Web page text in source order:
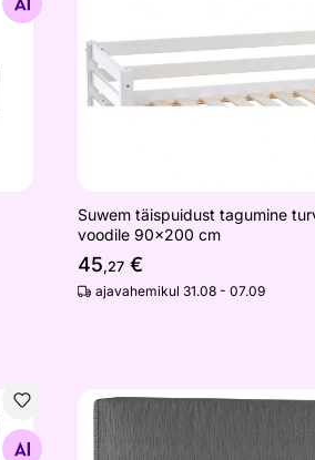
Suwem täispuidust tagumine
voodile 90x200 cm
45,27 €
ajavahemikul 31.08 - 07.09
Hypnos mööblikangaga